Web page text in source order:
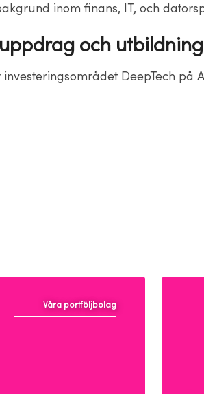
inom finans, IT, och
och utbildning
DeepTech på
Våra portföljbolag